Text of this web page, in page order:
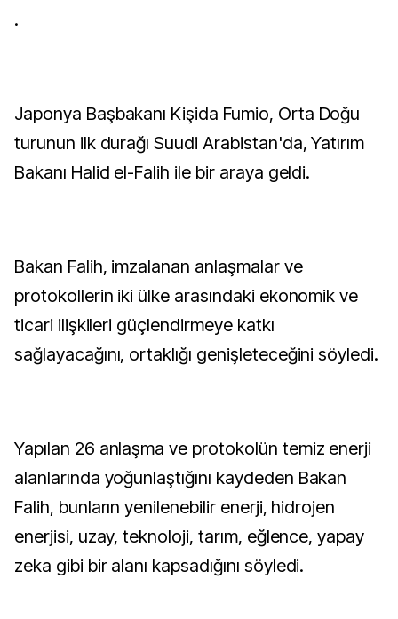
.
Japonya Başbakanı Kişida Fumio, Orta Doğu
turunun ilk durağı Suudi Arabistan'da, Yatırım
Bakanı Halid el-Falih ile bir araya geldi.
Bakan Falih, imzalanan anlaşmalar ve
protokollerin iki ülke arasındaki ekonomik ve
ticari ilişkileri güçlendirmeye katkı
sağlayacağını, ortaklığı genişleteceğini söyledi.
Yapılan 26 anlaşma ve protokolün temiz enerji
alanlarında yoğunlaştığını kaydeden Bakan
Falih, bunların yenilenebilir enerji, hidrojen
enerjisi, uzay, teknoloji, tarım, eğlence, yapay
zeka gibi bir alanı kapsadığını söyledi.